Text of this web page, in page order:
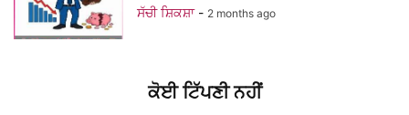
ਸੱਚੀ ਸ਼ਿਕਸ਼ਾ - 2 months ago
ਕੋਈ ਟਿੱਪਣੀ ਨਹੀਂ